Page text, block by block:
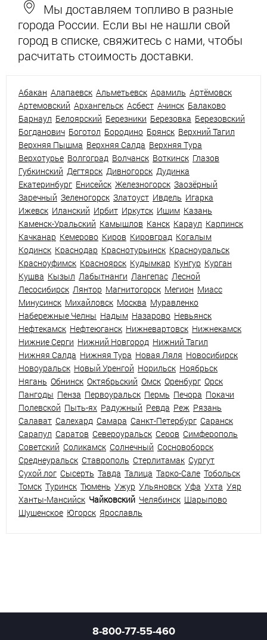
Мы доставляем топливо в разные
города России. Если вы не нашли свой
город в списке, свяжитесь с нами, чтобы
расчитать стоимость доставки.
Абакан Алапаевск Альметьевск Арамиль Артёмовск
Артемовский Архангельск Асбест Ачинск Балаково
Барнаул Белоярский Березники Березовка Березовский
Богданович Боготол Бородино Брянск Верхний Тагил
Верхняя Пышма Верхняя Салда Верхняя Тура
Верхотурье Волгоград Волчанск Воткинск Глазов
Губкинский Дегтярск Дивногорск Дудинка
Екатеринбург Енисейск Железногорск Заозёрный
Заречный Зеленогорск Златоуст Ивдель Игарка
Ижевск Иланский Ирбит Иркутск Ишим Казань
Каменск-Уральский Камышлов Канск Караул Карпинск
Качканар Кемерово Киров Кировград Когалым
Кодинск Краснодар Краснотурьинск Красноуральск
Красноуфимск Красноярск Кудымкар Кунгур Курган
Кушва Кызыл Лабытнанги Лангепас Лесной
Лесосибирск Лянтор Магнитогорск Мегион Миасс
Минусинск Михайловск Москва Муравленко
Набережные Челны Надым Назарово Невьянск
Нефтекамск Нефтеюганск Нижневартовск Нижнекамск
Нижние Серги Нижний Новгород Нижний Тагил
Нижняя Салда Нижняя Тура Новая Ляля Новосибирск
Новоуральск Новый Уренгой Норильск Ноябрьск
Нягань Обнинск Октябрьский Омск Оренбург Орск
Пангоды Пенза Первоуральск Пермь Печора Покачи
Полевской Пыть-ях Радужный Ревда Реж Рязань
Салават Салехард Самара Санкт-Петербург Саранск
Сарапул Саратов Североуральск Серов Симферополь
Советский Соликамск Солнечный Сосновоборск
Среднеуральск Ставрополь Стерлитамак Сургут
Сухой лог Сысерть Тавда Талица Тарко-Сале Тобольск
Томск Туринск Тюмень Ужур Ульяновск Уфа Ухта Уяр
Ханты-Мансийск Чайковский Челябинск Шарыпово
Шушенское Югорск Ярославль
8-800-77-55-460